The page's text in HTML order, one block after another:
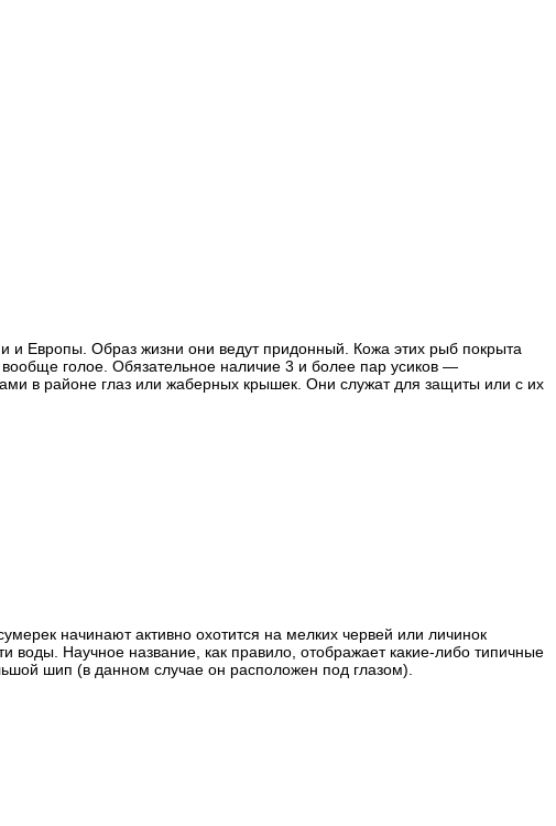
и Европы. Образ жизни они ведут придонный. Кожа этих рыб покрыта
голое. Обязательное наличие 3 и более пар усиков —
в районе глаз или жаберных крышек. Они служат для защиты или с их
начинают активно охотится на мелких червей или личинок
Научное название, как правило, отображает какие-либо типичные
шип (в данном случае он расположен под глазом).